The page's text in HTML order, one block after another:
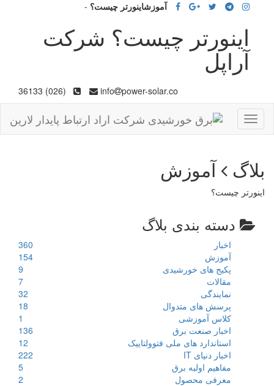
آموزشاینورتر چیست؟ -
اینورتر چیست؟ شرکت
آراپل
info power-solar.co
(026) 36133
Toggle
navigation
بلاگ آموزش
اینورتر چیست؟
دسته بندی بلاگ
اخبار
360
آموزش
154
پکیج های خورشیدی
9
مقالات
7
نمایندگی
32
پرسش های متدوال
18
کلاس آموزشی
1
اخبار صنعت برق
136
استاندارد های ملی فتوولتاییک
12
اخبار دنیای IT
222
مفاهیم اولیه برق
5
معرفی محصول
2